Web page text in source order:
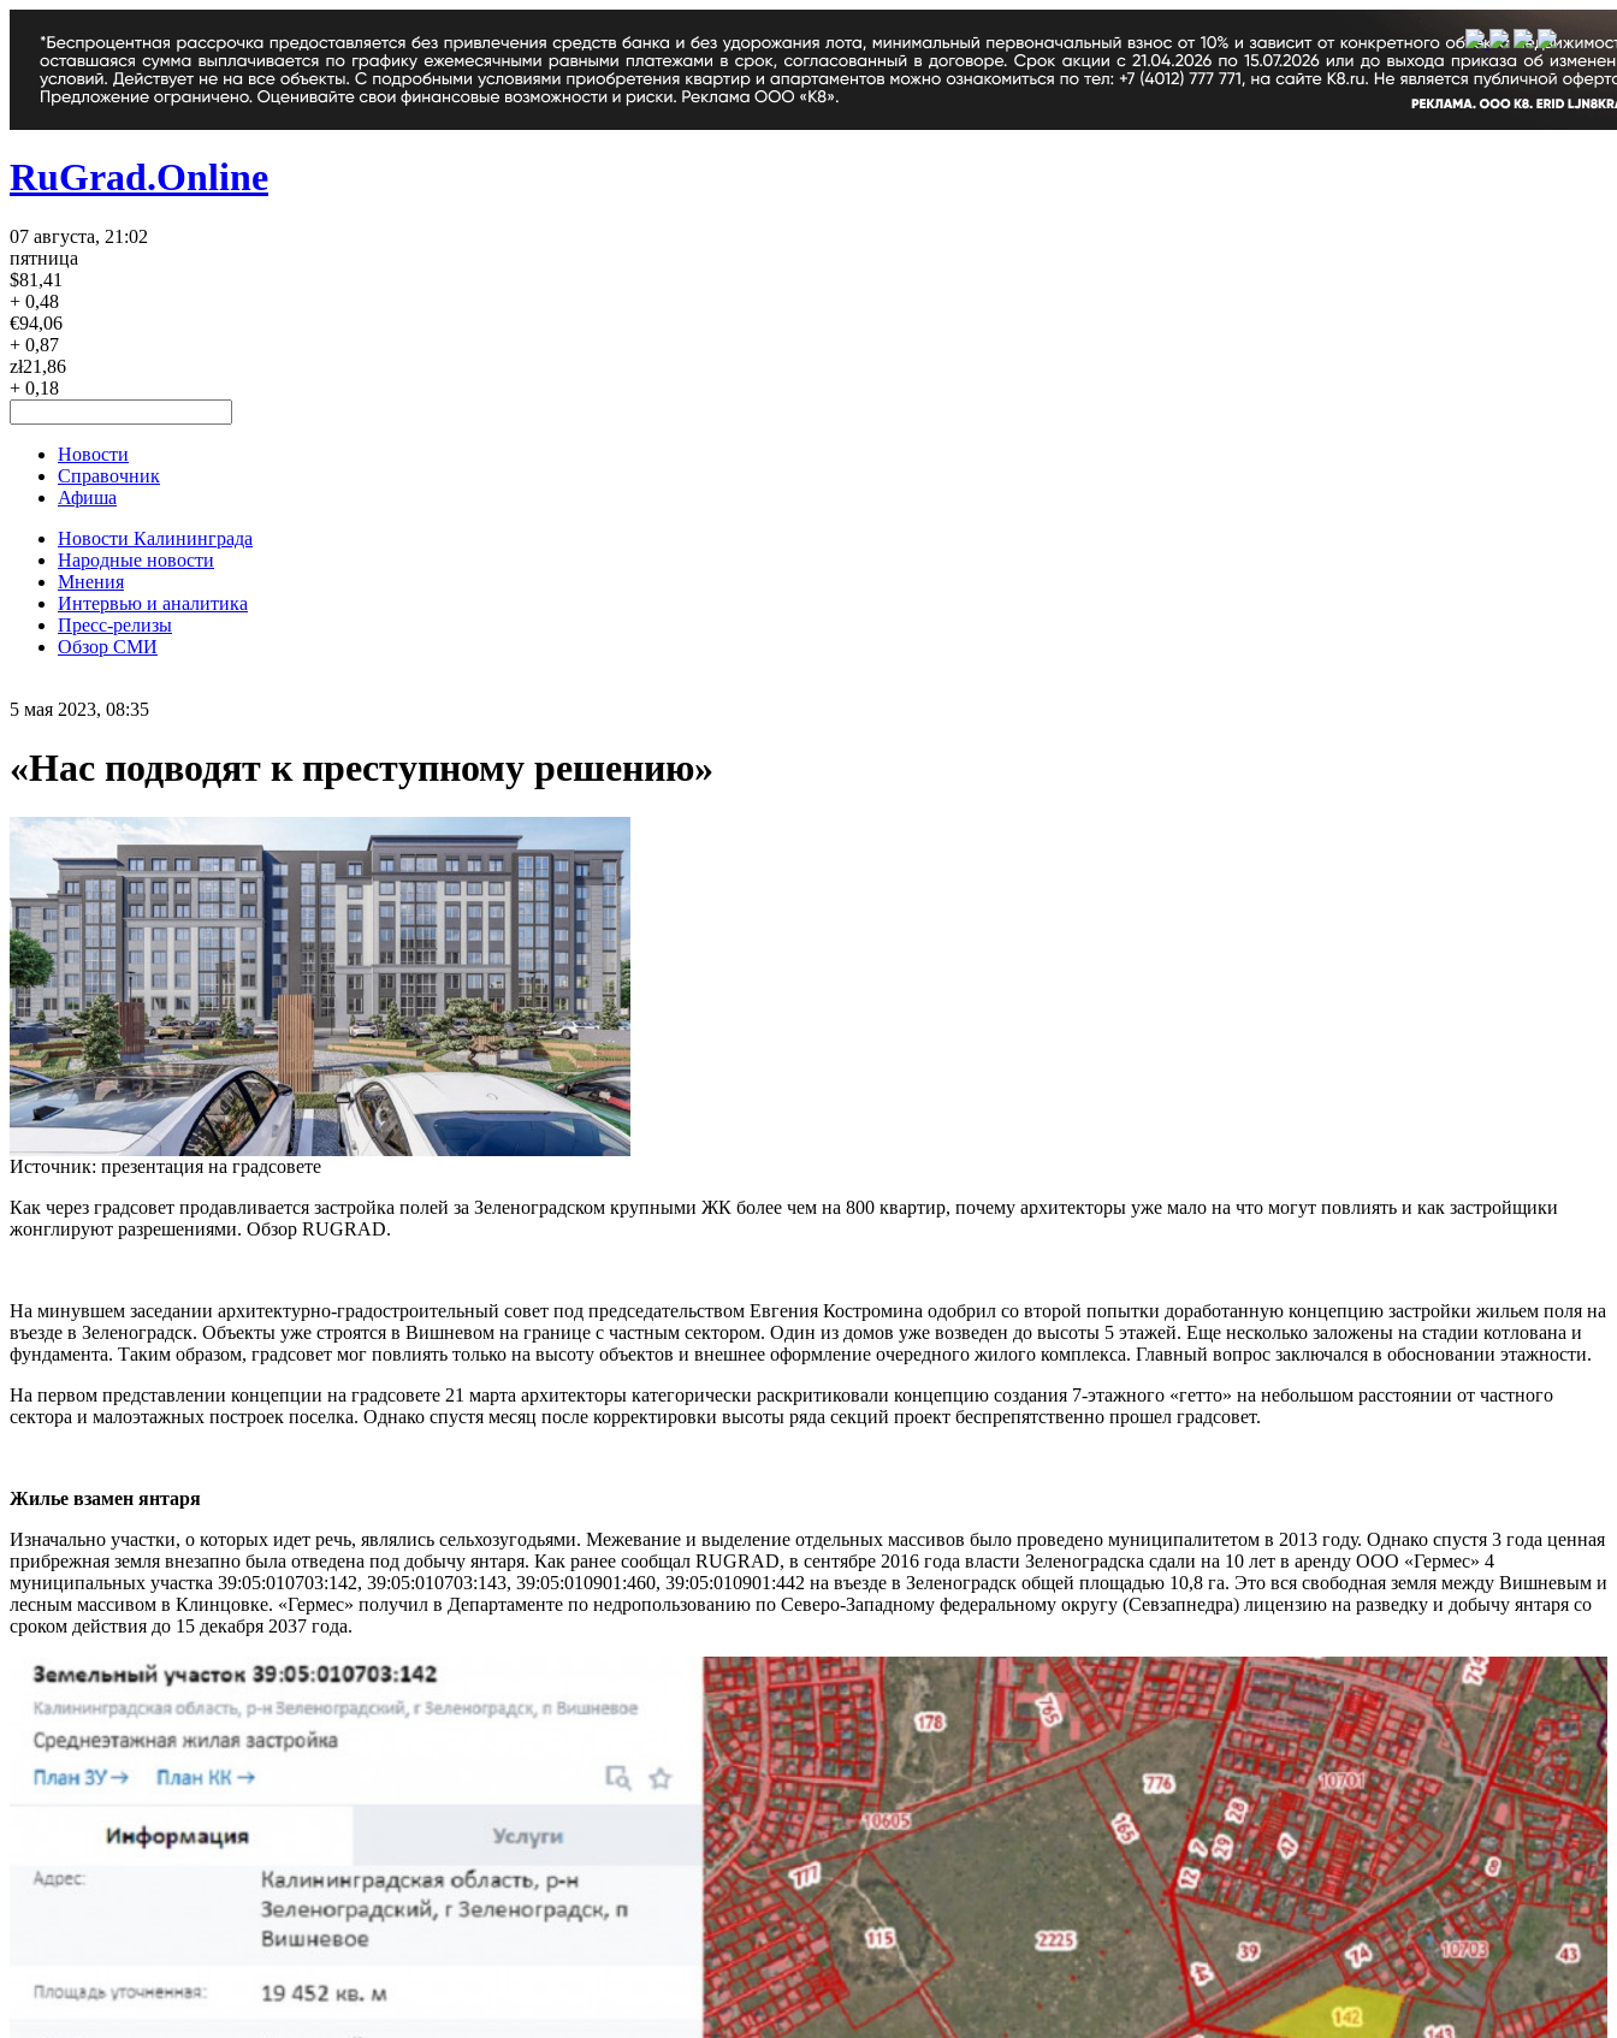
RuGrad.Online
07 августа, 21:02
пятница
$81,41
+ 0,48
€94,06
+ 0,87
zł21,86
+ 0,18
Новости
Справочник
Афиша
Новости Калининграда
Народные новости
Мнения
Интервью и аналитика
Пресс-релизы
Обзор СМИ
5 мая 2023, 08:35
«Нас подводят к преступному решению»
Источник: презентация на градсовете
Как через градсовет продавливается застройка полей за Зеленоградском крупными ЖК более чем на 800 квартир, почему архитекторы уже мало на что могут повлиять и как застройщики
жонглируют разрешениями. Обзор RUGRAD.
На минувшем заседании архитектурно-градостроительный совет под председательством Евгения Костромина одобрил со второй попытки доработанную концепцию застройки жильем поля на
въезде в Зеленоградск. Объекты уже строятся в Вишневом на границе с частным сектором. Один из домов уже возведен до высоты 5 этажей. Еще несколько заложены на стадии котлована и
фундамента. Таким образом, градсовет мог повлиять только на высоту объектов и внешнее оформление очередного жилого комплекса. Главный вопрос заключался в обосновании этажности.
На первом представлении концепции на градсовете 21 марта архитекторы категорически раскритиковали концепцию создания 7-этажного «гетто» на небольшом расстоянии от частного
сектора и малоэтажных построек поселка. Однако спустя месяц после корректировки высоты ряда секций проект беспрепятственно прошел градсовет.
Жилье взамен янтаря
Изначально участки, о которых идет речь, являлись сельхозугодьями. Межевание и выделение отдельных массивов было проведено муниципалитетом в 2013 году. Однако спустя 3 года ценная
прибрежная земля внезапно была отведена под добычу янтаря. Как ранее сообщал RUGRAD, в сентябре 2016 года власти Зеленоградска сдали на 10 лет в аренду ООО «Гермес» 4
муниципальных участка 39:05:010703:142, 39:05:010703:143, 39:05:010901:460, 39:05:010901:442 на въезде в Зеленоградск общей площадью 10,8 га. Это вся свободная земля между Вишневым и
лесным массивом в Клинцовке. «Гермес» получил в Департаменте по недропользованию по Северо-Западному федеральному округу (Севзапнедра) лицензию на разведку и добычу янтаря со
сроком действия до 15 декабря 2037 года.